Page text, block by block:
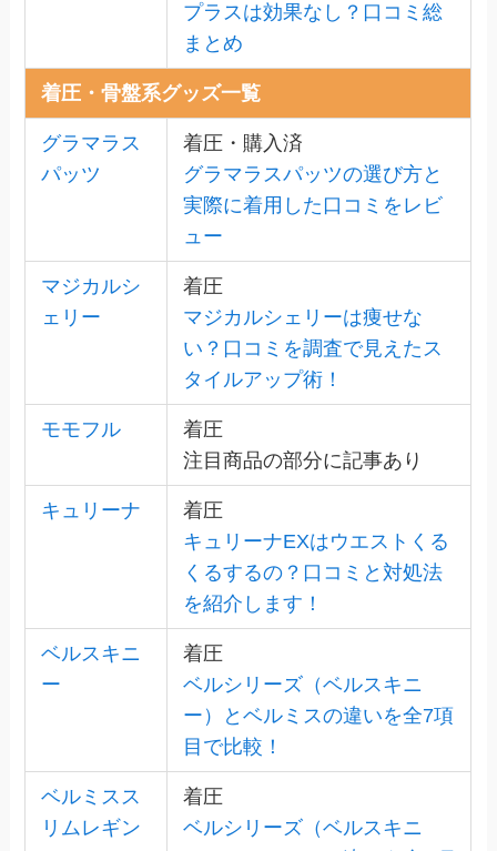
プラスは効果なし？口コミ総
まとめ
着圧・骨盤系グッズ一覧
グラマラス
パッツ
着圧・購入済
グラマラスパッツの選び方と
実際に着用した口コミをレビ
ュー
マジカルシ
ェリー
着圧
マジカルシェリーは痩せな
い？口コミを調査で見えたス
タイルアップ術！
モモフル
着圧
注目商品の部分に記事あり
キュリーナ
着圧
キュリーナEXはウエストくる
くるするの？口コミと対処法
を紹介します！
ベルスキニ
ー
着圧
ベルシリーズ（ベルスキニ
ー）とベルミスの違いを全7項
目で比較！
ベルミスス
リムレギン
着圧
ベルシリーズ（ベルスキニ